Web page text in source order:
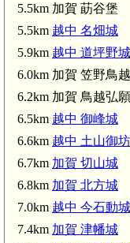
越中 高木場御
5.5km 加賀 莇谷堡
5.5km 越中 名畑城
5.9km 越中 道坪野城
6.0km 加賀 笠野鳥
6.2km 加賀 鳥越弘
6.5km 越中 御峰城
6.6km 越中 土山御坊
6.7km 加賀 切山城
6.8km 加賀 北方城
7.0km 越中 今石動城
7.4km 加賀 津幡城